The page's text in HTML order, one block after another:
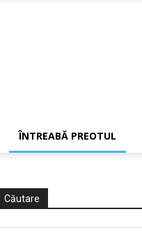
ÎNTREABĂ PREOTUL
Căutare